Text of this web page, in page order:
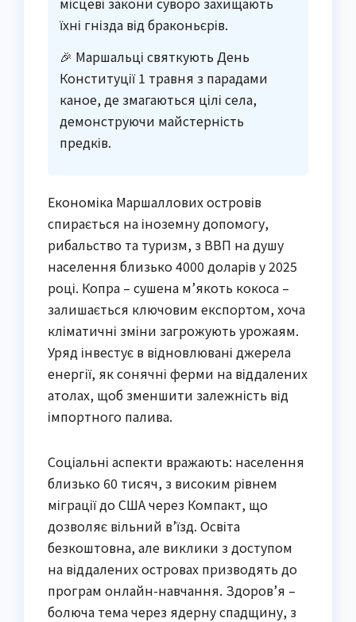
їхні гнізда від браконьєрів.
🎉 Маршальці святкують День
Конституції 1 травня з парадами
каное, де змагаються цілі села,
демонструючи майстерність
предків.
Економіка Маршаллових островів
спирається на іноземну допомогу,
рибальство та туризм, з ВВП на душу
населення близько 4000 доларів у 2025
році. Копра – сушена м’якоть кокоса –
залишається ключовим експортом, хоча
кліматичні зміни загрожують урожаям.
Уряд інвестує в відновлювані джерела
енергії, як сонячні ферми на віддалених
атолах, щоб зменшити залежність від
імпортного палива.
Соціальні аспекти вражають: населення
близько 60 тисяч, з високим рівнем
міграції до США через Компакт, що
дозволяє вільний в’їзд. Освіта
безкоштовна, але виклики з доступом
на віддалених островах призводять до
програм онлайн-навчання. Здоров’я –
болюча тема через ядерну спадщину, з